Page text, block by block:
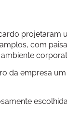
com
da empresa